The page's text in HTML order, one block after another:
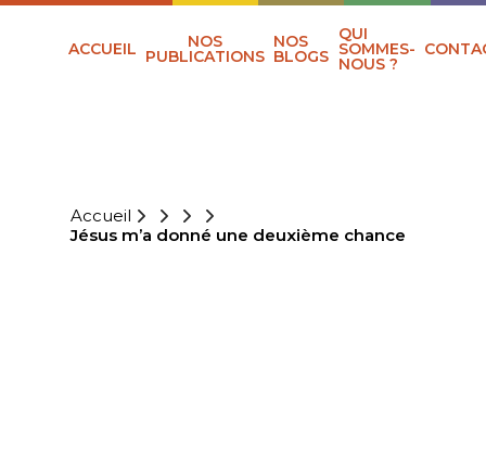
ACCUEIL NOS
PUBLICATIONS
NOS
BLOGS
QUI
SOMMES-
NOUS ?
Accueil
Jésus m’a donné une deuxième chance